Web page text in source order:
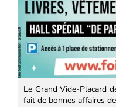
Le Grand Vide-Placard
fait de bonnes affaires